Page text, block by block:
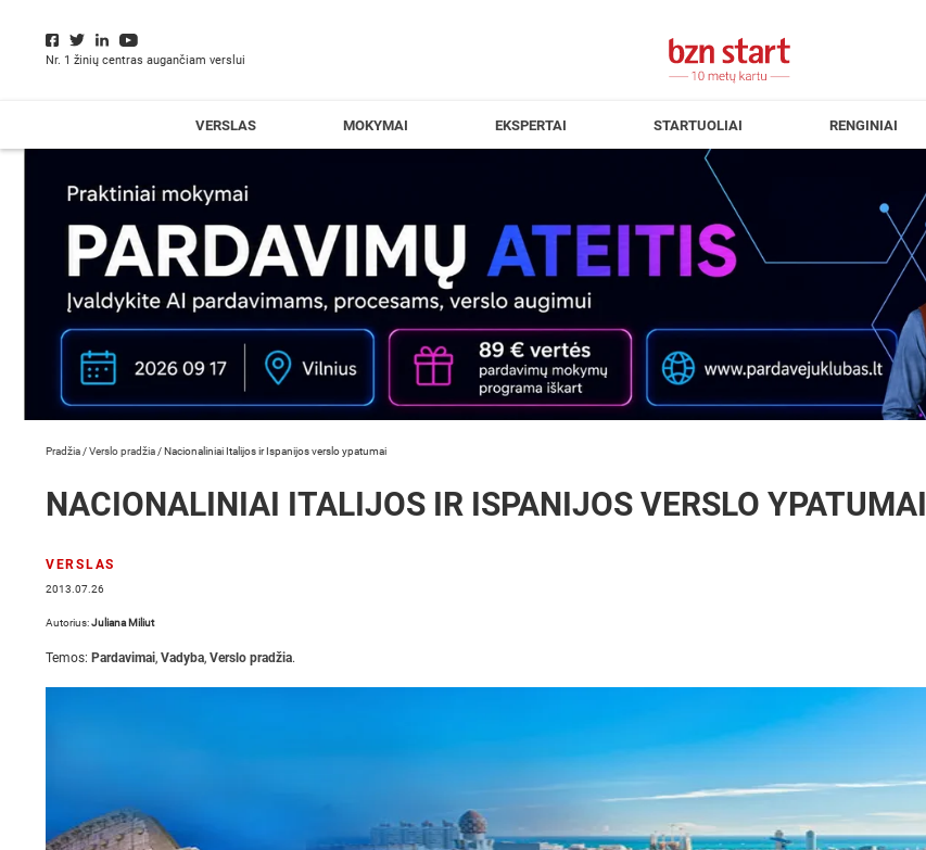
Nr. 1 žinių centras augančiam verslui
VERSLAS MOKYMAI EKSPERTAI STARTUOLIAI RENGINIAI
Pradžia /Verslo pradžia /Nacionaliniai Italijos ir Ispanijos verslo ypatumai
NACIONALINIAI ITALIJOS IR ISPANIJOS VERSLO YPATUMAI
VERSLAS
2013.07.26
Autorius:Juliana Miliut
Temos: Pardavimai, Vadyba, Verslo pradžia.